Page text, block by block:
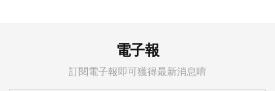
電子報
訂閱電子報即可獲得最新消息唷